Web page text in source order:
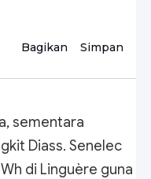
Bagikan Simpan
sementara
Diass. Senelec
di Linguère guna